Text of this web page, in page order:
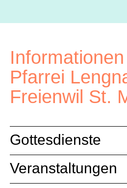
Informationen
Pfarrei
Freienwil St.
Gottesdienste
Veranstaltungen